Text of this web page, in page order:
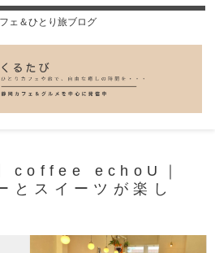
ェ＆ひとり旅ブログ
】coffee echoU｜
とスイーツが楽し